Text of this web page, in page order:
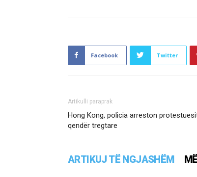
Facebook Twitter
Artikulli paraprak
Hong Kong, policia arreston
qendër tregtare
ARTIKUJ TË NGJASHËM